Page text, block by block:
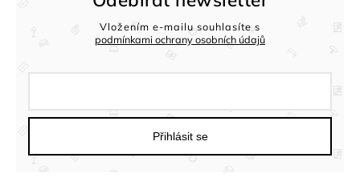
Vložením e-mailu souhlasíte s
podmínkami ochrany osobních údajů
Přihlásit se